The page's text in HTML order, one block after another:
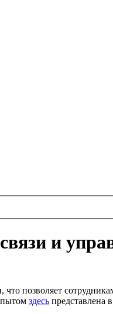
и
позволяет
здесь представлена